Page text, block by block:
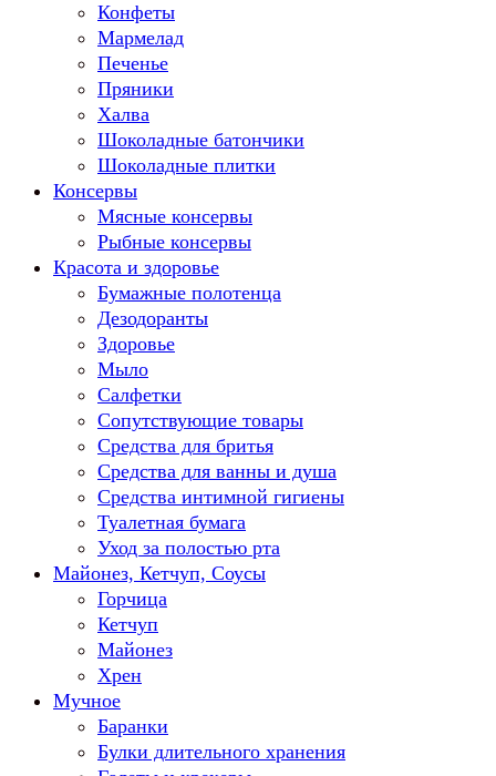
Конфеты
Мармелад
Печенье
Пряники
Халва
Шоколадные батончики
Шоколадные плитки
Консервы
Мясные консервы
Рыбные консервы
Красота и здоровье
Бумажные полотенца
Дезодоранты
Здоровье
Мыло
Салфетки
Сопутствующие товары
Средства для бритья
Средства для ванны и душа
Средства интимной гигиены
Туалетная бумага
Уход за полостью рта
Майонез, Кетчуп, Соусы
Горчица
Кетчуп
Майонез
Хрен
Мучное
Баранки
Булки длительного хранения